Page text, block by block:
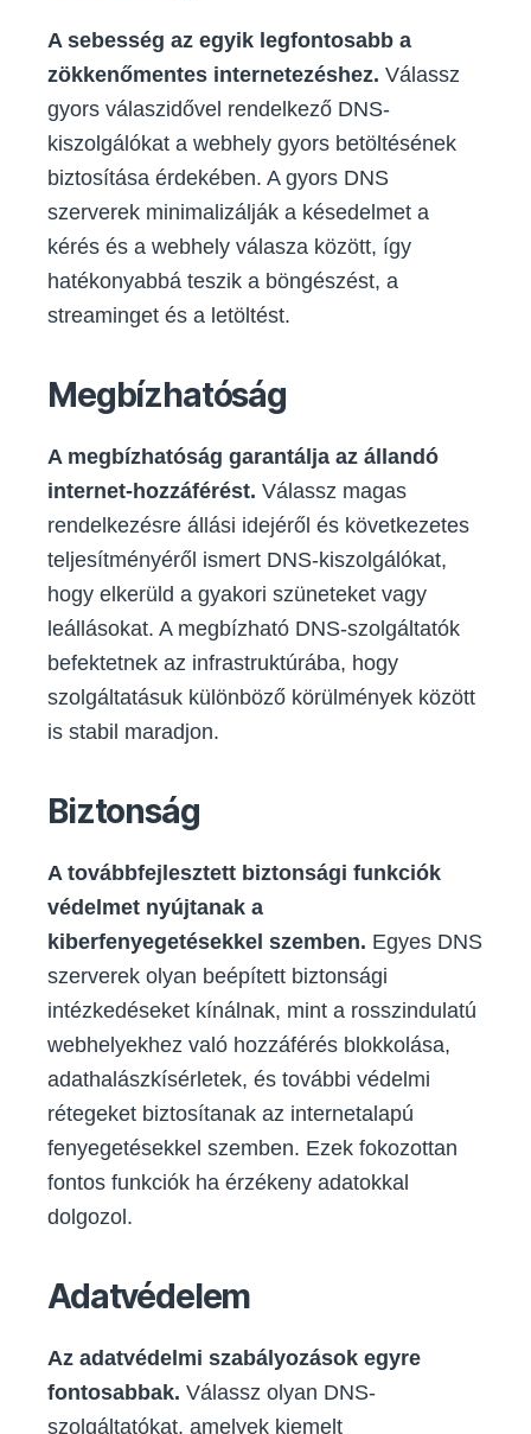
A sebesség az egyik legfontosabb a
zökkenőmentes internetezéshez. Válassz
gyors válaszidővel rendelkező DNS-
kiszolgálókat a webhely gyors betöltésének
biztosítása érdekében. A gyors DNS
szerverek minimalizálják a késedelmet a
kérés és a webhely válasza között, így
hatékonyabbá teszik a böngészést, a
streaminget és a letöltést.
Megbízhatóság
A megbízhatóság garantálja az állandó
internet-hozzáférést. Válassz magas
rendelkezésre állási idejéről és következetes
teljesítményéről ismert DNS-kiszolgálókat,
hogy elkerüld a gyakori szüneteket vagy
leállásokat. A megbízható DNS-szolgáltatók
befektetnek az infrastruktúrába, hogy
szolgáltatásuk különböző körülmények között
is stabil maradjon.
Biztonság
A továbbfejlesztett biztonsági funkciók
védelmet nyújtanak a
kiberfenyegetésekkel szemben. Egyes DNS
szerverek olyan beépített biztonsági
intézkedéseket kínálnak, mint a rosszindulatú
webhelyekhez való hozzáférés blokkolása,
adathalászkísérletek, és további védelmi
rétegeket biztosítanak az internetalapú
fenyegetésekkel szemben. Ezek fokozottan
fontos funkciók ha érzékeny adatokkal
dolgozol.
Adatvédelem
Az adatvédelmi szabályozások egyre
fontosabbak. Válassz olyan DNS-
szolgáltatókat, amelyek kiemelt